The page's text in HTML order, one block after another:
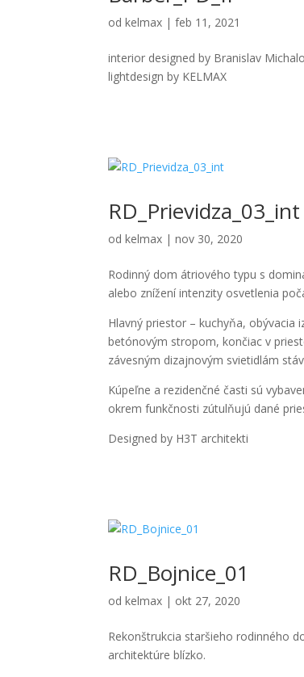
odkelmax |feb 11, 2021
interior designed by Branislav
lightdesign by KELMAX
RD_Prievidza_03_int
odkelmax |nov 30, 2020
Rodinný dom átriového typu s
alebo znížení intenzity osvetlenia
Hlavný priestor – kuchyňa, obývacia
betónovým stropom, končiac v
závesným dizajnovým svietidlám
Kúpeľne a rezidenčné časti sú
okrem funkčnosti zútulňujú dané
Designed by H3T architekti
RD_Bojnice_01
odkelmax | okt 27, 2020
Rekonštrukcia staršieho rodinného
architektúre blízko.